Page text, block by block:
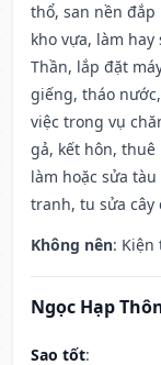
thổ, san nền đắp
kho vựa, làm
Thần, lắp đặt
giếng, tháo
việc trong vụ
gả, kết hôn,
làm hoặc sửa
tranh, tu sửa cây
Không nên: Kiện
Ngọc Hạp
Sao tốt: